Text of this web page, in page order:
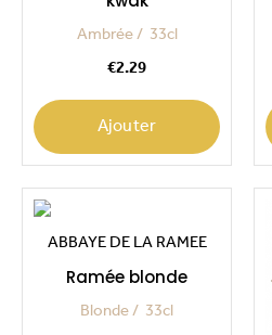
Ambrée 33cl
€2.29
Ajouter
ABBAYE DE LA RAMEE
Ramée blonde
Blonde 33cl